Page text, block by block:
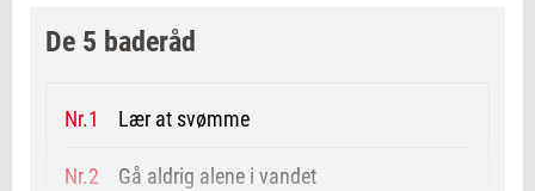
De 5 baderåd
Lær at svømme
Gå aldrig alene i vandet